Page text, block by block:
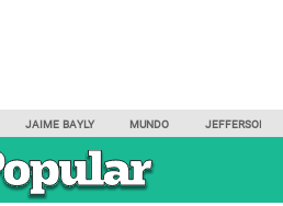
JAIME BAYLY MUNDO JEFFERSON